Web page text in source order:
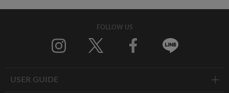
FOLLOW US
USER GUIDE